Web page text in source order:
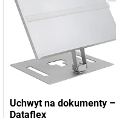
Uchwyt na dokumenty –
Dataflex